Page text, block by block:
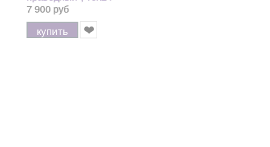
см, со стразами
7 900 руб
купить